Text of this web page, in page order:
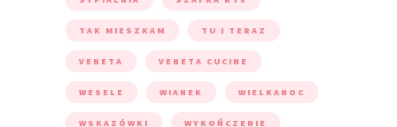
TAK MIESZKAM TU I TERAZ
VENETA VENETA CUCINE
WESELE WIANEK WIELKANOC
WSKAZÓWKI WYKOŃCZENIE